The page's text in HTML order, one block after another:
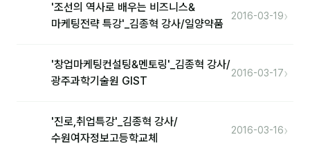
재무·계약
'조선의 역사로 배우는 비즈니스&
마케팅전략 특강'_김종혁 강사/일양약품
2016-03-19›
'창업마케팅컨설팅&멘토링'_김종혁 강사/
광주과학기술원 GIST
2016-03-17›
'진로,취업특강'_김종혁 강사/
수원여자정보고등학교체
2016-03-16›